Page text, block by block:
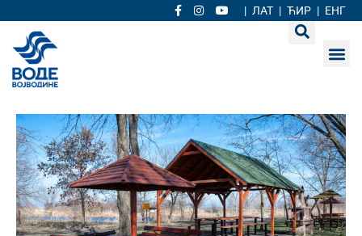
| ЛАТ | ЋИР | ЕНГ